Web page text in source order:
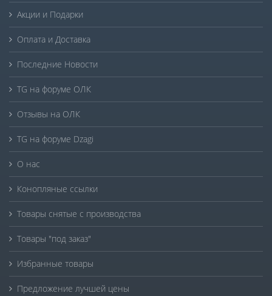
Акции и Подарки
Оплата и Доставка
Последние Новости
TG на форуме ОЛК
Отзывы на ОЛК
TG на форуме Dzagi
О нас
Конопляные ссылки
Товары снятые с производства
Товары "под заказ"
Избранные товары
Предложение лучшей цены